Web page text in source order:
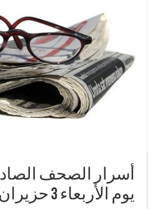
أسرار الصحف
يوم الأربعاء 3 حزيران 2026